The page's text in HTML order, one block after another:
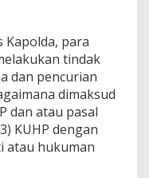
para
tindak
dan pencurian
dimaksud
dan atau pasal
KUHP dengan
atau hukuman